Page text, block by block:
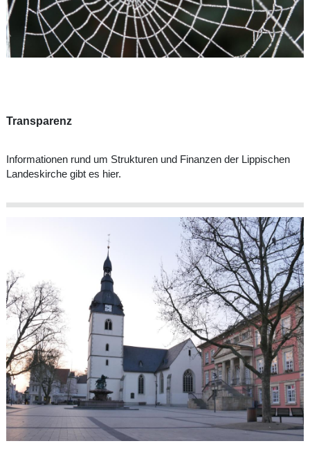
Transparenz
Informationen rund um Strukturen und Finanzen der Lippischen
Landeskirche gibt es hier.